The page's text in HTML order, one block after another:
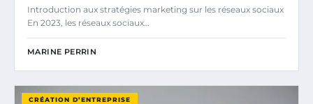
Introduction aux stratégies marketing sur les réseaux sociaux
En 2023, les réseaux sociaux…
MARINE PERRIN
CRÉATION D’ENTREPRISE